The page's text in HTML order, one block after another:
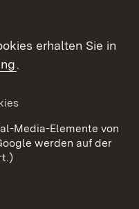
erhalten Sie in
.
Media-Elemente von
werden auf der